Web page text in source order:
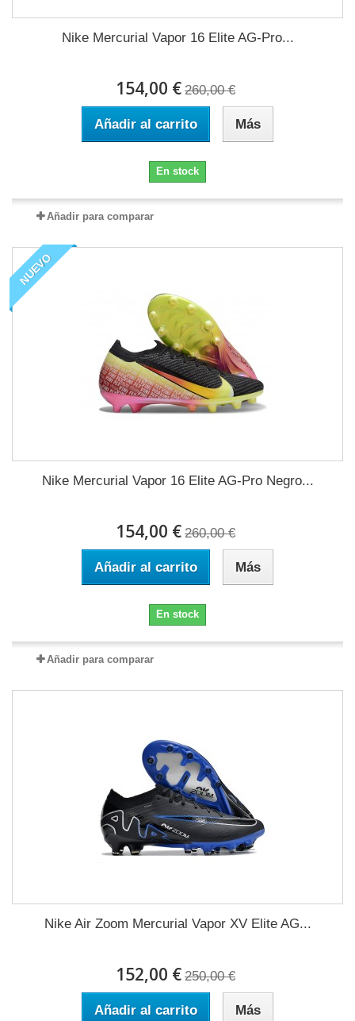
Nike Mercurial Vapor 16 Elite AG-Pro...
154,00 € 260,00 €
Añadir al carrito Más
En stock
Añadir para comparar
NUEVO
Nike Mercurial Vapor 16 Elite AG-Pro Negro...
154,00 € 260,00 €
Añadir al carrito Más
En stock
Añadir para comparar
Nike Air Zoom Mercurial Vapor XV Elite AG...
152,00 € 250,00 €
Añadir al carrito Más